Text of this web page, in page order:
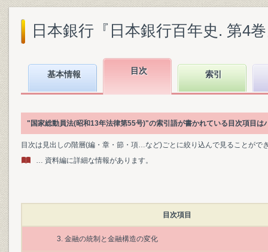
日本銀行『日本銀行百年史. 第4
基本情報 目次 索引
"国家総動員法(昭和13年法律第55号)"の索引語が書かれている目次項目は
目次は見出しの階層(編・章・節・項…など)ごとに絞り込んで見ることがで
… 資料編に詳細な情報があります。
目次項目
3. 金融の統制と金融構造の変化